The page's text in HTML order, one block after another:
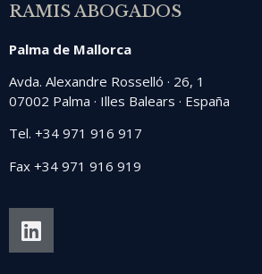
RAMIS ABOGADOS
Palma de Mallorca
Avda. Alexandre Rosselló · 26, 1
07002 Palma · Illes Balears · España
Tel. +34 971 916 917
Fax +34 971 916 919